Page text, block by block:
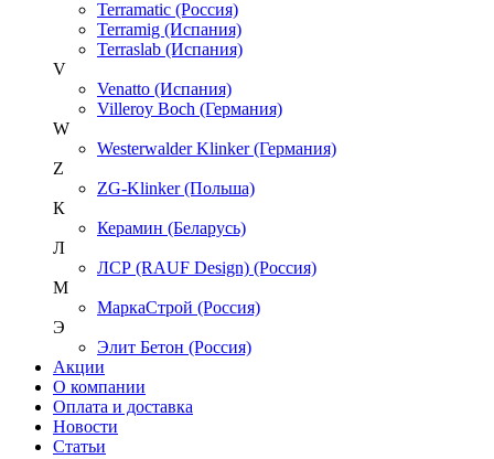
Terramatic (Россия)
Terramig (Испания)
Terraslab (Испания)
V
Venatto (Испания)
Villeroy Boch (Германия)
W
Westerwalder Klinker (Германия)
Z
ZG-Klinker (Польша)
К
Керамин (Беларусь)
Л
ЛСР (RAUF Design) (Россия)
М
МаркаСтрой (Россия)
Э
Элит Бетон (Россия)
Акции
О компании
Оплата и доставка
Новости
Статьи